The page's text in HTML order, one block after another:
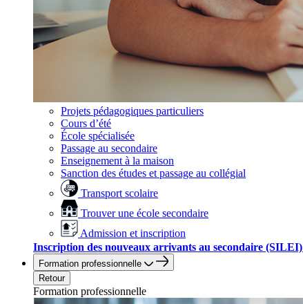
Projets pédagogiques particuliers
Cours d’été
École spécialisée
Passage au secondaire
Enseignement à la maison
Sanction des études et passage au collégial
Transport scolaire
Trouver une école secondaire
Admission et inscription
Inscription des nouveaux arrivants au secondaire (SILEI)
Formation professionnelle
Retour
Formation professionnelle